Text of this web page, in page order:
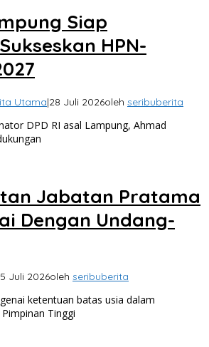
Siap
HPN-
Utama|28 Juli 2026oleh seribuberita
DPD RI asal Lampung, Ahmad
Jabatan Pratama
Dengan Undang-
Juli 2026oleh seribuberita
ketentuan batas usia dalam
Tinggi